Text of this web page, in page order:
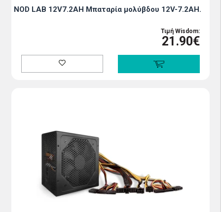
NOD LAB 12V7.2AH Μπαταρία μολύβδου 12V-7.2AH.
Τιμή Wisdom:
21.90€